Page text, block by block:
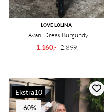
LOVE LOLINA
Avani Dress Burgundy
1.160,- 2.899,-
Ekstra10
-60%